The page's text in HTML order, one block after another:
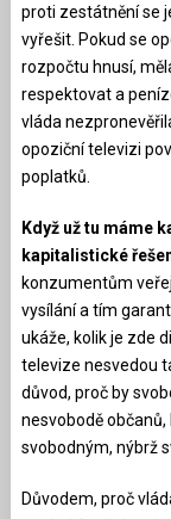
proti zestátnění se
vyřešit. Pokud se
rozpočtu hnusí,
respektovat a
vláda
opoziční televizi
poplatků.
Když už tu máme
kapitalistické
konzumentům
vysílání a tím
ukáže, kolik je zde
televize nesvedou
důvod, proč by
nesvobodě
svobodným, nýbrž
Důvodem, proč